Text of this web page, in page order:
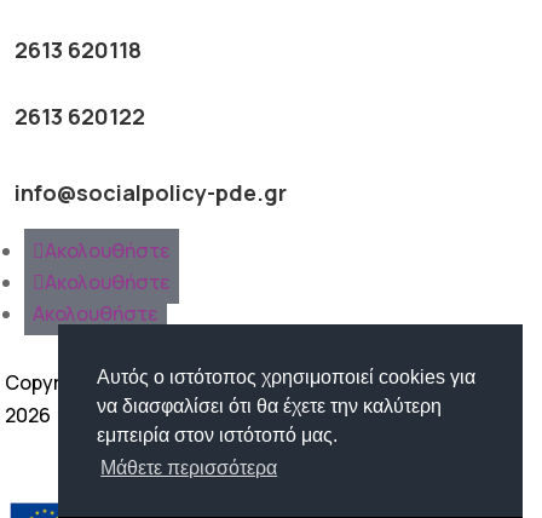
Αυτός ο ιστότοπος χρησιμοποιεί cookies για
να διασφαλίσει ότι θα έχετε την καλύτερη
εμπειρία στον ιστότοπό μας.
Μάθετε περισσότερα
2613 620118
2613 620122
info@socialpolicy-pde.gr
Ακολουθήστε
Ακολουθήστε
Ακολουθήστε
Copyright ©
2026
Όροι Χρήσης | Προστασία
Προσωπικών Δεδομένων